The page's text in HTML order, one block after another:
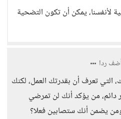
لأنفسنا، يمكن أن تكون التضحية
ردا
التي تعرف أن بقدرتك العمل، لكنك
دائم، من يؤكد أنك لن تمرضي
يضمن أنك ستصابين فعلا؟